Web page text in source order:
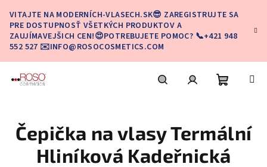
obsah
VITAJTE NA MODERNÍCH-VLASECH.SK😎 ZAREGISTRUJTE SA
PRE DOSTUPNOSŤ VŠETKÝCH PRODUKTOV A
ZAUJÍMAVEJŠICH CEN!😍POTREBUJETE POMOC? 📞+421 948
552 527 ✉️INFO@ROSOCOSMETICS.COM
košík
Čepička na vlasy Termální
Hliníková Kadeřnická